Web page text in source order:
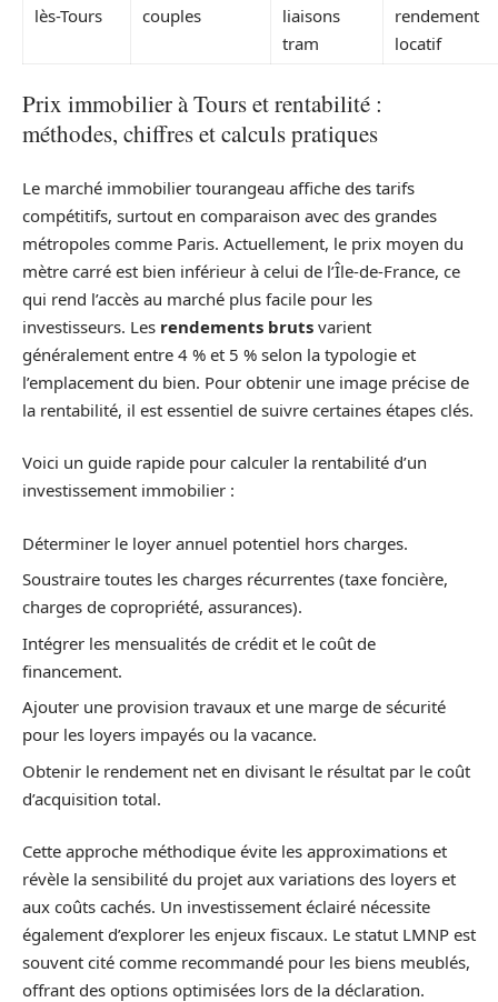
lès-Tours
couples
liaisons
tram
rendement
locatif
Prix immobilier à Tours et rentabilité :
méthodes, chiffres et calculs pratiques
Le marché immobilier tourangeau affiche des tarifs
compétitifs, surtout en comparaison avec des grandes
métropoles comme Paris. Actuellement, le prix moyen du
mètre carré est bien inférieur à celui de l’Île-de-France, ce
qui rend l’accès au marché plus facile pour les
investisseurs. Les rendements bruts varient
généralement entre 4 % et 5 % selon la typologie et
l’emplacement du bien. Pour obtenir une image précise de
la rentabilité, il est essentiel de suivre certaines étapes clés.
Voici un guide rapide pour calculer la rentabilité d’un
investissement immobilier :
Déterminer le loyer annuel potentiel hors charges.
Soustraire toutes les charges récurrentes (taxe foncière,
charges de copropriété, assurances).
Intégrer les mensualités de crédit et le coût de
financement.
Ajouter une provision travaux et une marge de sécurité
pour les loyers impayés ou la vacance.
Obtenir le rendement net en divisant le résultat par le coût
d’acquisition total.
Cette approche méthodique évite les approximations et
révèle la sensibilité du projet aux variations des loyers et
aux coûts cachés. Un investissement éclairé nécessite
également d’explorer les enjeux fiscaux. Le statut LMNP est
souvent cité comme recommandé pour les biens meublés,
offrant des options optimisées lors de la déclaration.